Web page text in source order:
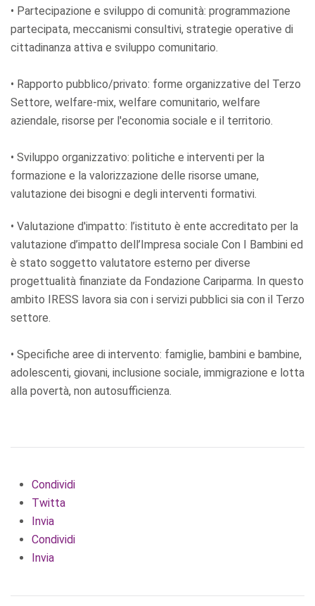
• Partecipazione e sviluppo di comunità: programmazione
partecipata, meccanismi consultivi, strategie operative di
cittadinanza attiva e sviluppo comunitario.
• Rapporto pubblico/privato: forme organizzative del Terzo
Settore, welfare-mix, welfare comunitario, welfare
aziendale, risorse per l'economia sociale e il territorio.
• Sviluppo organizzativo: politiche e interventi per la
formazione e la valorizzazione delle risorse umane,
valutazione dei bisogni e degli interventi formativi.
• Valutazione d'impatto: l’istituto è ente accreditato per la
valutazione d’impatto dell’Impresa sociale Con I Bambini ed
è stato soggetto valutatore esterno per diverse
progettualità finanziate da Fondazione Cariparma. In questo
ambito IRESS lavora sia con i servizi pubblici sia con il Terzo
settore.
• Specifiche aree di intervento: famiglie, bambini e bambine,
adolescenti, giovani, inclusione sociale, immigrazione e lotta
alla povertà, non autosufficienza.
Condividi
Twitta
Invia
Condividi
Invia